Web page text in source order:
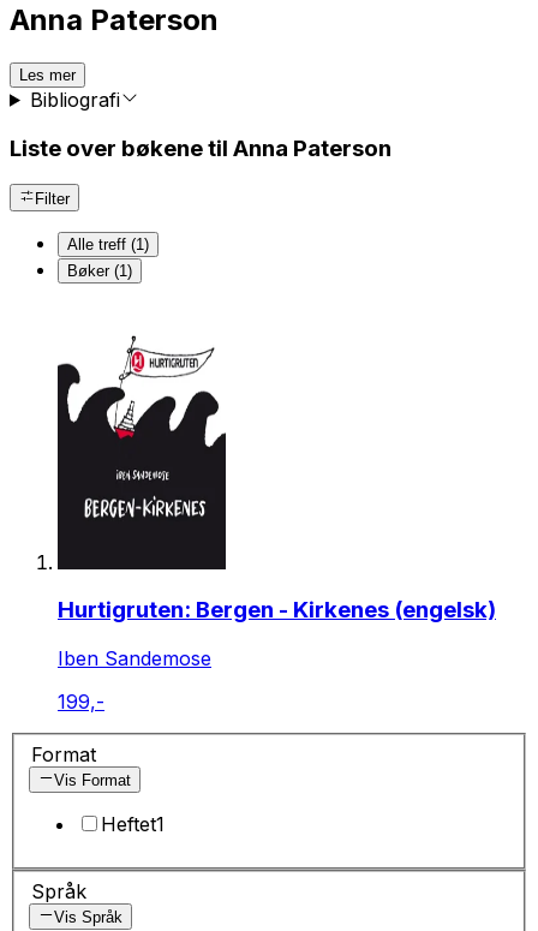
Anna Paterson
Les mer
Bibliografi
Liste over bøkene til Anna Paterson
Filter
Alle treff (1)
Bøker (1)
Hurtigruten: Bergen - Kirkenes (engelsk)
Iben Sandemose
199,-
Format
Vis Format
Heftet1
Språk
Vis Språk